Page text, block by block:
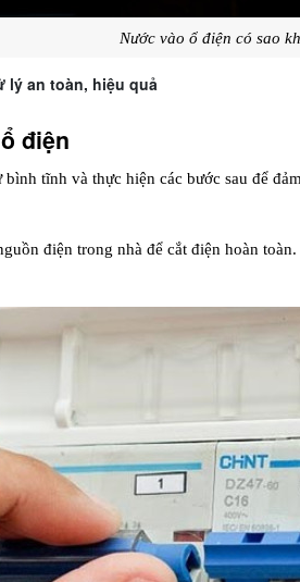
Nước vào ổ điện có sao
lý an toàn, hiệu quả
điện
tĩnh và thực hiện các bước sau để
điện trong nhà để cắt điện hoàn